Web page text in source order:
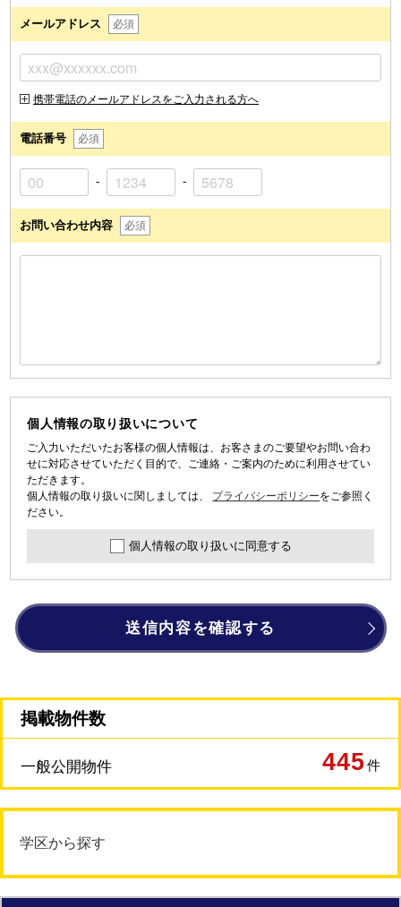
メールアドレス 必須
携帯電話のメールアドレスをご入力される方へ
電話番号 必須
- -
お問い合わせ内容 必須
個人情報の取り扱いについて
ご入力いただいたお客様の個人情報は、お客さまのご要望やお問い合わ
せに対応させていただく目的で、ご連絡・ご案内のために利用させてい
ただきます。
個人情報の取り扱いに関しましては、 プライバシーポリシーをご参照く
ださい。
個人情報の取り扱いに同意する
送信内容を確認する
掲載物件数
一般公開物件 445件
学区から探す